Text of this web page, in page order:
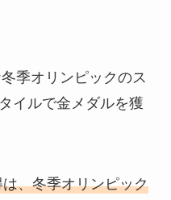
季オリンピックのス
イルで金メダルを獲
、冬季オリンピック